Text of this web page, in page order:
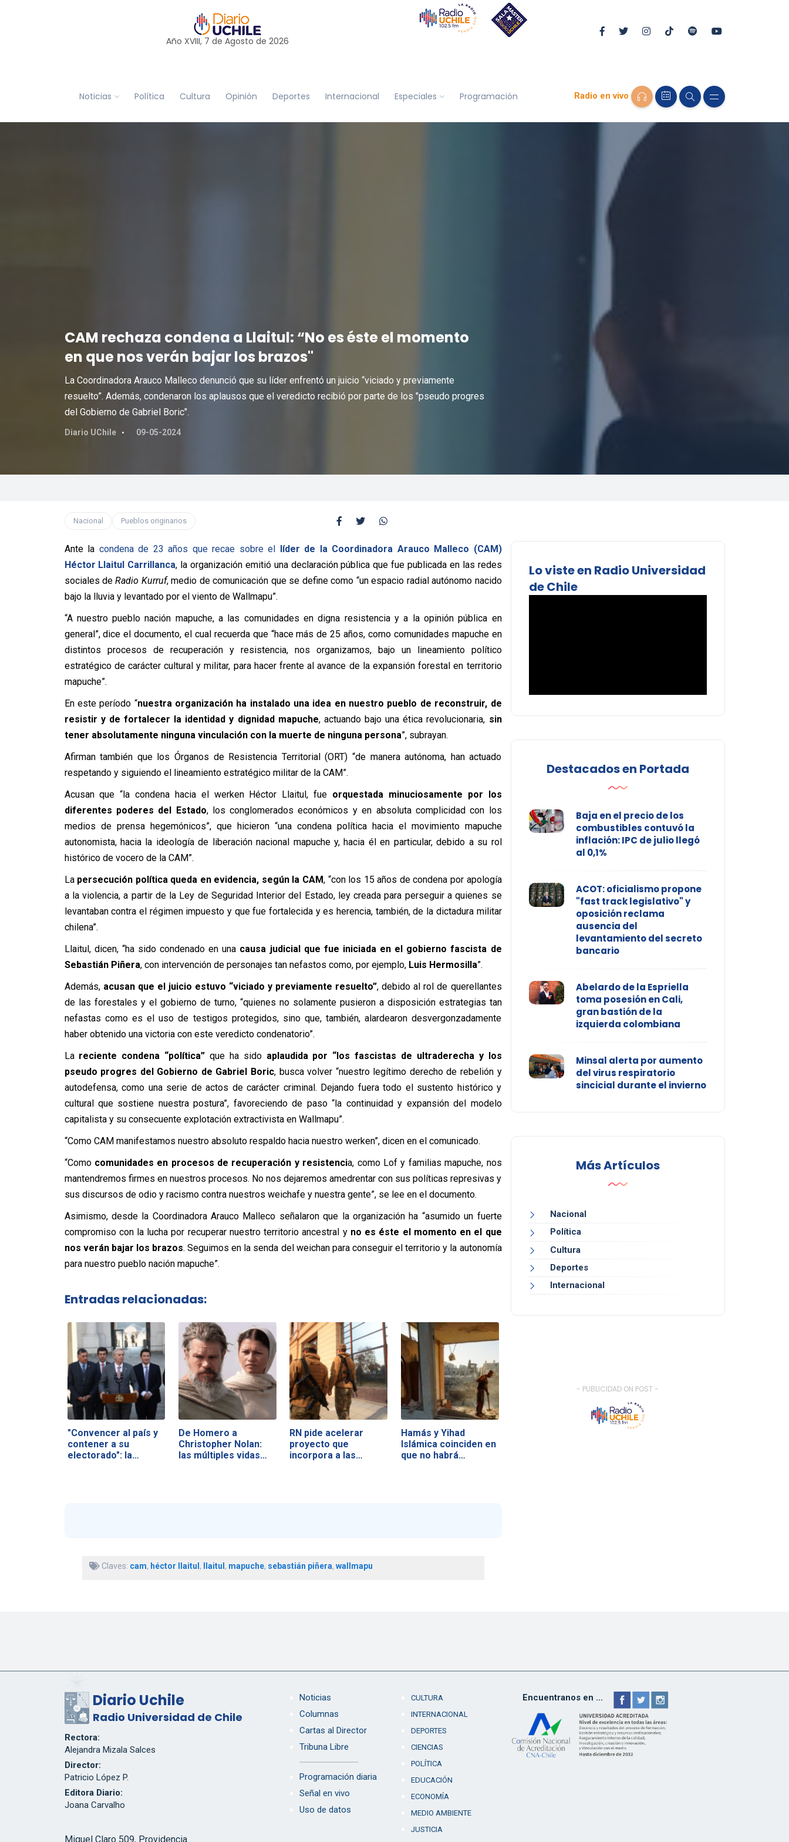
Año XVIII, 7 de Agosto de 2026
Noticias Política Cultura Opinión Deportes Internacional Especiales Programación Radio en vivo
CAM rechaza condena a Llaitul: “No es éste el momento
en que nos verán bajar los brazos"
La Coordinadora Arauco Malleco denunció que su líder enfrentó un juicio “viciado y previamente
resuelto”. Además, condenaron los aplausos que el veredicto recibió por parte de los "pseudo progres
del Gobierno de Gabriel Boric".
Diario UChile 09-05-2024
Nacional Pueblos originarios
Ante la condena de 23 años que recae sobre el líder de la Coordinadora Arauco Malleco (CAM)
Héctor Llaitul Carrillanca, la organización emitió una declaración pública que fue publicada en las redes
sociales deRadio Kurruf, medio de comunicación que se define como “un espacio radial autónomo nacido
bajo la lluvia y levantado por el viento de Wallmapu”.
“A nuestro pueblo nación mapuche, a las comunidades en digna resistencia y a la opinión pública en
general”, dice el documento, el cual recuerda que “hace más de 25 años, como comunidades mapuche en
distintos procesos de recuperación y resistencia, nos organizamos, bajo un lineamiento político
estratégico de carácter cultural y militar, para hacer frente al avance de la expansión forestal en territorio
mapuche”.
En este período “nuestra organización ha instalado una idea en nuestro pueblo de reconstruir, de
resistir y de fortalecer la identidad y dignidad mapuche, actuando bajo una ética revolucionaria, sin
tener absolutamente ninguna vinculación con la muerte de ninguna persona”, subrayan.
Afirman también que los Órganos de Resistencia Territorial (ORT) “de manera autónoma, han actuado
respetando y siguiendo el lineamiento estratégico militar de la CAM”.
Acusan que “la condena hacia el werken Héctor Llaitul, fue orquestada minuciosamente por los
diferentes poderes del Estado, los conglomerados económicos y en absoluta complicidad con los
medios de prensa hegemónicos”, que hicieron “una condena política hacia el movimiento mapuche
autonomista, hacia la ideología de liberación nacional mapuche y, hacia él en particular, debido a su rol
histórico de vocero de la CAM”.
La persecución política queda en evidencia, según la CAM, “con los 15 años de condena por apología
a la violencia, a partir de la Ley de Seguridad Interior del Estado, ley creada para perseguir a quienes se
levantaban contra el régimen impuesto y que fue fortalecida y es herencia, también, de la dictadura militar
chilena”.
Llaitul, dicen, “ha sido condenado en una causa judicial que fue iniciada en el gobierno fascista de
Sebastián Piñera, con intervención de personajes tan nefastos como, por ejemplo, Luis Hermosilla”.
Además, acusan que el juicio estuvo “viciado y previamente resuelto”, debido al rol de querellantes
de las forestales y el gobierno de turno, “quienes no solamente pusieron a disposición estrategias tan
nefastas como es el uso de testigos protegidos, sino que, también, alardearon desvergonzadamente
haber obtenido una victoria con este veredicto condenatorio”.
La reciente condena “política” que ha sido aplaudida por “los fascistas de ultraderecha y los
pseudo progres del Gobierno de Gabriel Boric, busca volver “nuestro legítimo derecho de rebelión y
autodefensa, como una serie de actos de carácter criminal. Dejando fuera todo el sustento histórico y
cultural que sostiene nuestra postura”, favoreciendo de paso “la continuidad y expansión del modelo
capitalista y su consecuente explotación extractivista en Wallmapu”.
“Como CAM manifestamos nuestro absoluto respaldo hacia nuestro werken”, dicen en el comunicado.
“Comocomunidades en procesos de recuperación y resistencia, como Lof y familias mapuche, nos
mantendremos firmes en nuestros procesos. No nos dejaremos amedrentar con sus políticas represivas y
sus discursos de odio y racismo contra nuestros weichafe y nuestra gente”, se lee en el documento.
Asimismo, desde la Coordinadora Arauco Malleco señalaron que la organización ha “asumido un fuerte
compromiso con la lucha por recuperar nuestro territorio ancestral y no es éste el momento en el que
nos verán bajar los brazos. Seguimos en la senda del weichan para conseguir el territorio y la autonomía
para nuestro pueblo nación mapuche”.
Entradas relacionadas:
"Convencer al país y
contener a su
electorado": la…
De Homero a
Christopher Nolan:
las múltiples vidas…
RN pide acelerar
proyecto que
incorpora a las…
Hamás y Yihad
Islámica coinciden en
que no habrá…
Claves: cam, héctor llaitul , llaitul , mapuche, sebastián piñera, wallmapu
Lo viste en Radio Universidad
de Chile
Destacados en Portada
Baja en el precio de los
combustibles contuvó la
inflación: IPC de julio llegó
al 0,1%
ACOT: oficialismo propone
"fast track legislativo" y
oposición reclama
ausencia del
levantamiento del secreto
bancario
Abelardo de la Espriella
toma posesión en Cali,
gran bastión de la
izquierda colombiana
Minsal alerta por aumento
del virus respiratorio
sincicial durante el invierno
Más Artículos
Nacional
Política
Cultura
Deportes
Internacional
- PUBLICIDAD ON POST -
Diario Uchile
Radio Universidad de Chile
Rectora:
Alejandra Mizala Salces
Director:
Patricio López P.
Editora Diario:
Joana Carvalho
Miguel Claro 509, Providencia
Noticias
Columnas
Cartas al Director
Tribuna Libre
Programación diaria
Señal en vivo
Uso de datos
CULTURA
INTERNACIONAL
DEPORTES
CIENCIAS
POLÍTICA
EDUCACIÓN
ECONOMÍA
MEDIO AMBIENTE
JUSTICIA
Encuentranos en ...